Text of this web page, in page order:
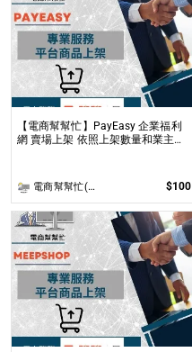
【電商幫幫忙】PayEasy 企業福利
網 賣場上架 依照上架數量和業主討
電商幫幫忙(電商平台代營運/電商上架/運營策略/網路行銷) $100